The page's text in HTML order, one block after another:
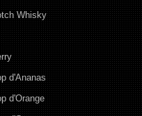
Whisky
d'Ananas
d'Orange